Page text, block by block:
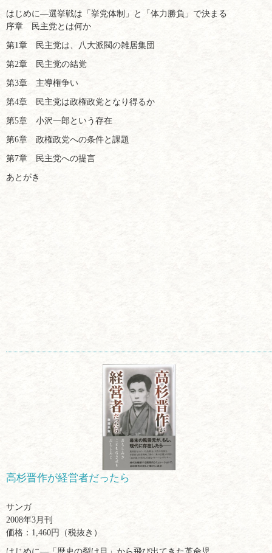
はじめに―選挙戦は「挙党体制」と「体力勝負」で決まる
序章 民主党とは何か
第1章 民主党は、八大派閥の雑居集団
第2章 民主党の結党
第3章 主導権争い
第4章 民主党は政権政党となり得るか
第5章 小沢一郎という存在
第6章 政権政党への条件と課題
第7章 民主党への提言
あとがき
高杉晋作が経営者だったら
サンガ
2008年3月刊
価格：1,460円（税抜き）